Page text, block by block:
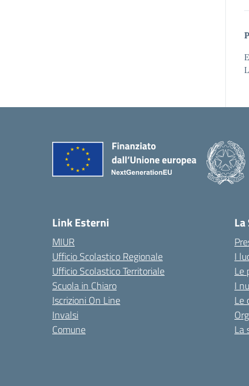
Link Esterni
MIUR
Ufficio Scolastico Regionale
Ufficio Scolastico Territoriale
Scuola in Chiaro
Iscrizioni On Line
Invalsi
Comune
I
Le
I
Le
La